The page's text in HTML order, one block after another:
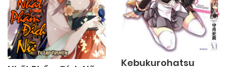
Kebukurohatsu